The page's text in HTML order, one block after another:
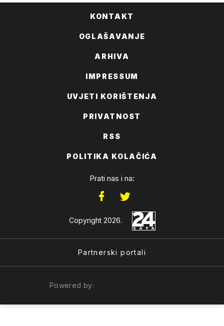
KONTAKT
OGLAŠAVANJE
ARHIVA
IMPRESSUM
UVJETI KORIŠTENJA
PRIVATNOST
RSS
POLITIKA KOLAČIĆA
Prati nas i na:
Copyright 2026.
Partnerski portali
Powered by: